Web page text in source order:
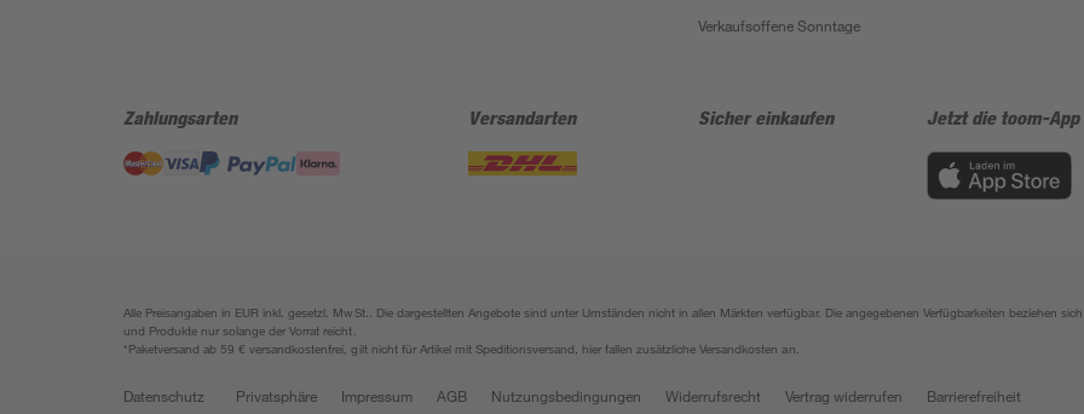
Verkaufsoffene Sonntage
Zahlungsarten Versandarten Sicher einkaufen Jetzt die toom-
Alle Preisangaben in EUR inkl. gesetzl. MwSt.. Die dargestellten Angebote sind unter Umständen nicht in allen Märkten verfügbar. Die angegebenen Verfügbarkeiten beziehen
und Produkte nur solange der Vorrat reicht.
*Paketversand ab 59 € versandkostenfrei, gilt nicht für Artikel mit Speditionsversand, hier fallen zusätzliche Versandkosten an.
Datenschutz Privatsphäre Impressum AGB Nutzungsbedingungen Widerrufsrecht Vertrag widerrufen Barrierefreiheit